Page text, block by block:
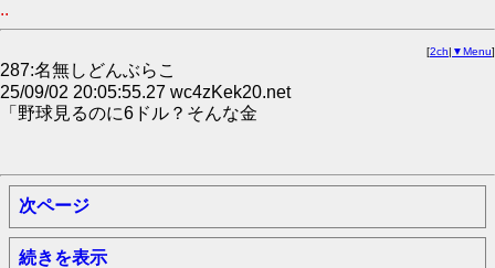
..
[2ch| ▼Menu]
287:名無しどんぶらこ
25/09/02 20:05:55.27 wc4zKek20.net
「野球見るのに6ドル？そんな金
次ページ
続きを表示